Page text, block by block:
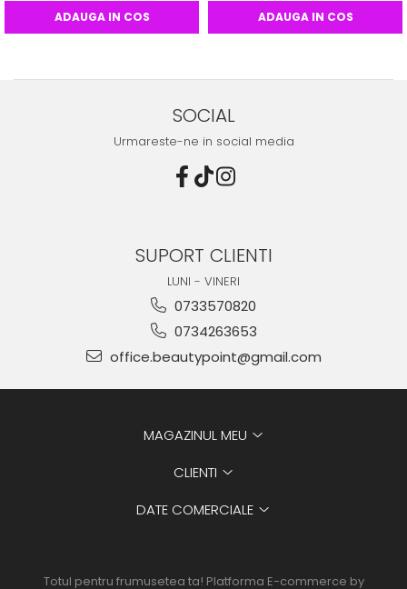
ADAUGA IN COS ADAUGA IN COS
SOCIAL
Urmareste-ne in social media
SUPORT CLIENTI
LUNI - VINERI
0733570820
0734263653
office.beautypoint@gmail.com
MAGAZINUL MEU
CLIENTI
DATE COMERCIALE
Totul pentru frumusetea ta! Platforma E-commerce by